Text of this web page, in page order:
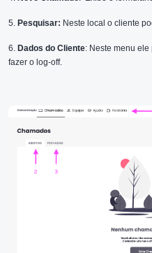
5. Pesquisar: Neste local o cliente
6. Dados do Cliente: Neste menu
fazer o log-off.